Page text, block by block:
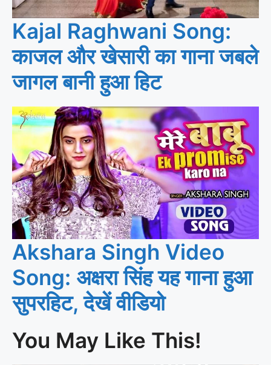
Kajal Raghwani Song:
काजल और खेसारी का गाना जबले
जागल बानी हुआ हिट
Akshara Singh Video
Song: अक्षरा सिंह यह गाना हुआ
सुपरहिट, देखें वीडियो
You May Like This!